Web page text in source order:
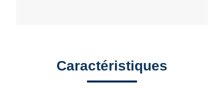
Caractéristiques